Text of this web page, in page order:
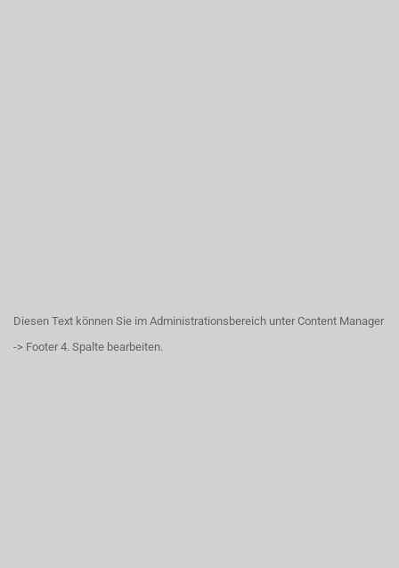
Diesen Text können Sie im Administrationsbereich unter Content Manager
-> Footer 4. Spalte bearbeiten.